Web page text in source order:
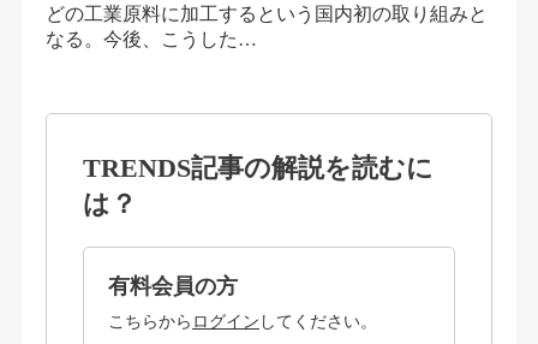
どの工業原料に加工するという国内初の取り組みと
なる。今後、こうした…
TRENDS記事の解説を読むに
は？
有料会員の方
こちらから ログイン してください。